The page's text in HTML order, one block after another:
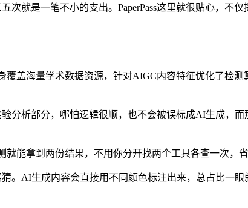
次就是一笔不小的支出。PaperPass这里就很贴心，不
覆盖海量学术数据资源，针对AIGC内容特征优化了检
分析部分，哪怕逻辑很顺，也不会被误标成AI生成，
能拿到两份结果，不用你分开找两个工具各查一次，
。AI生成内容会直接用不同颜色标注出来，总占比一